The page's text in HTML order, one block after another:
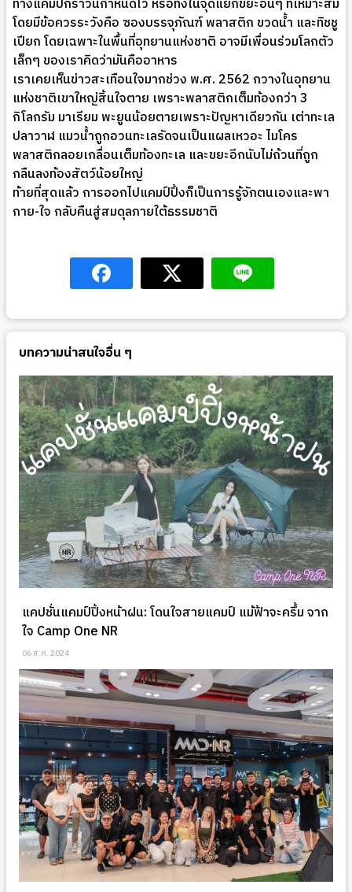
ทางแคมป์กราวน์กำหนดไว้ หรือทิ้งในจุดแยกขยะอื่นๆ ที่เหมาะสม
โดยมีข้อควรระวังคือ ซองบรรจุภัณฑ์ พลาสติก ขวดน้ำ และทิชชู
เปียก โดยเฉพาะในพื้นที่อุทยานแห่งชาติ อาจมีเพื่อนร่วมโลกตัว
เล็กๆ ของเราคิดว่ามันคืออาหาร
เราเคยเห็นข่าวสะเทือนใจมากช่วง พ.ศ.​ 2562 กวางในอุทยาน
แห่งชาติเขาใหญ่สิ้นใจตาย เพราะพลาสติกเต็มท้องกว่า 3
กิโลกรัม มาเรียม พะยูนน้อยตายเพราะปัญหาเดียวกัน เต่าทะเล
ปลาวาฬ แมวน้ำถูกอวนทะเลรัดจนเป็นแผลเหวอะ ไมโคร
พลาสติกลอยเกลื่อนเต็มท้องทะเล และขยะอีกนับไม่ถ้วนที่ถูก
กลืนลงท้องสัตว์น้อยใหญ่
ท้ายที่สุดแล้ว การออกไปแคมป์ปิ้งก็เป็นการรู้จักตนเองและพา
กาย-ใจ กลับคืนสู่สมดุลภายใต้ธรรมชาติ
บทความน่าสนใจอื่น ๆ
แคปชั่นแคมป์ปิ้งหน้าฝน: โดนใจสายแคมป์ แม้ฟ้าจะครึ้ม จาก
ใจ Camp One NR
06 ส.ค. 2024